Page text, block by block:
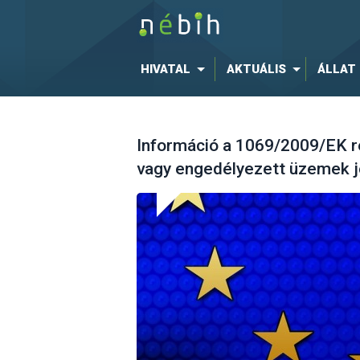
HIVATAL AKTUÁLIS ÁLLAT
Információ a 1069/2009/EK
vagy engedélyezett üzemek